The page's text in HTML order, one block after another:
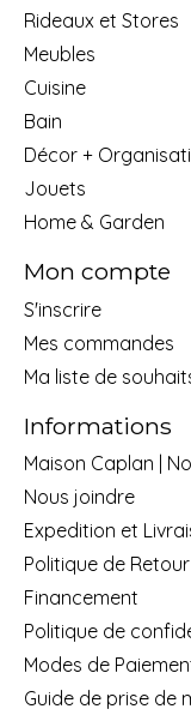
Rideaux et Stores
Meubles
Cuisine
Bain
Décor +
Jouets
Home & Garden
Mon compte
S'inscrire
Mes commandes
Ma liste de
Informations
Maison Caplan |
Nous joindre
Expedition et
Politique de
Financement
Politique de
Modes de
Guide de prise de